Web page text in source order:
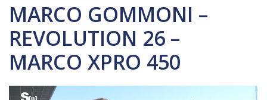
MARCO GOMMONI –
REVOLUTION 26 –
MARCO XPRO 450
Video